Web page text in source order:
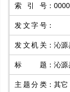
索引号 ：
发文字号 ：
发文机关 ： 沁源
标题 ： 沁源
主题分类 ： 其它